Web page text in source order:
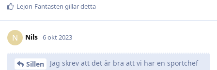
Lejon-Fantasten gillar detta
N Nils 6 okt 2023
Sillen
Jag skrev att det är bra att vi har en sportchef